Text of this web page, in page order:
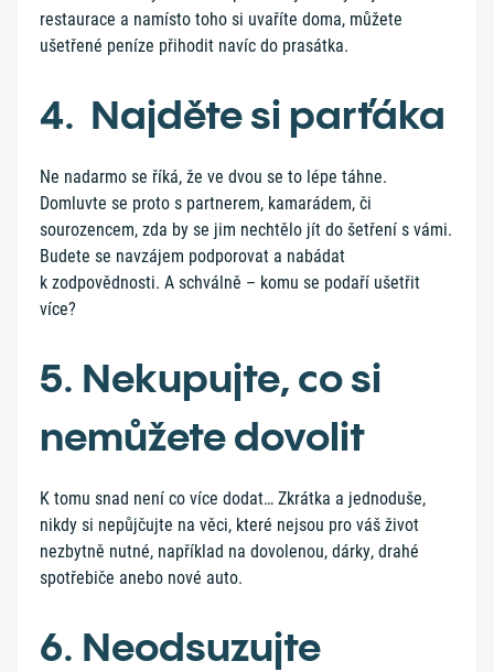
restaurace a namísto toho si uvaříte doma, můžete
ušetřené peníze přihodit navíc do prasátka.
4. Najděte si parťáka
Ne nadarmo se říká, že ve dvou se to lépe táhne.
Domluvte se proto s partnerem, kamarádem, či
sourozencem, zda by se jim nechtělo jít do šetření s vámi.
Budete se navzájem podporovat a nabádat
k zodpovědnosti. A schválně – komu se podaří ušetřit
více?
5. Nekupujte, co si
nemůžete dovolit
K tomu snad není co více dodat… Zkrátka a jednoduše,
nikdy si nepůjčujte na věci, které nejsou pro váš život
nezbytně nutné, například na dovolenou, dárky, drahé
spotřebiče anebo nové auto.
6. Neodsuzujte